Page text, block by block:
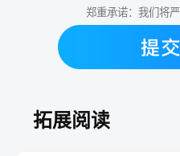
郑重承诺：我们将
拓展阅读